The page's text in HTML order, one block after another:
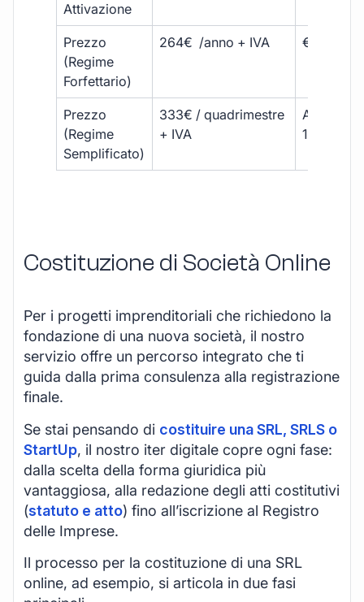
Attivazione
Prezzo
(Regime
Forfettario)
264€ /anno + IVA €500 –
Prezzo
(Regime
Semplificato)
333€ / quadrimestre
+ IVA
A partire
1800 € +
Costituzione di Società Online
Per i progetti imprenditoriali che richiedono la
fondazione di una nuova società, il nostro
servizio offre un percorso integrato che ti
guida dalla prima consulenza alla registrazione
finale.
Se stai pensando di costituire una SRL, SRLS o
StartUp, il nostro iter digitale copre ogni fase:
dalla scelta della forma giuridica più
vantaggiosa, alla redazione degli atti costitutivi
(statuto e atto) fino all’iscrizione al Registro
delle Imprese.
Il processo per la costituzione di una SRL
online, ad esempio, si articola in due fasi